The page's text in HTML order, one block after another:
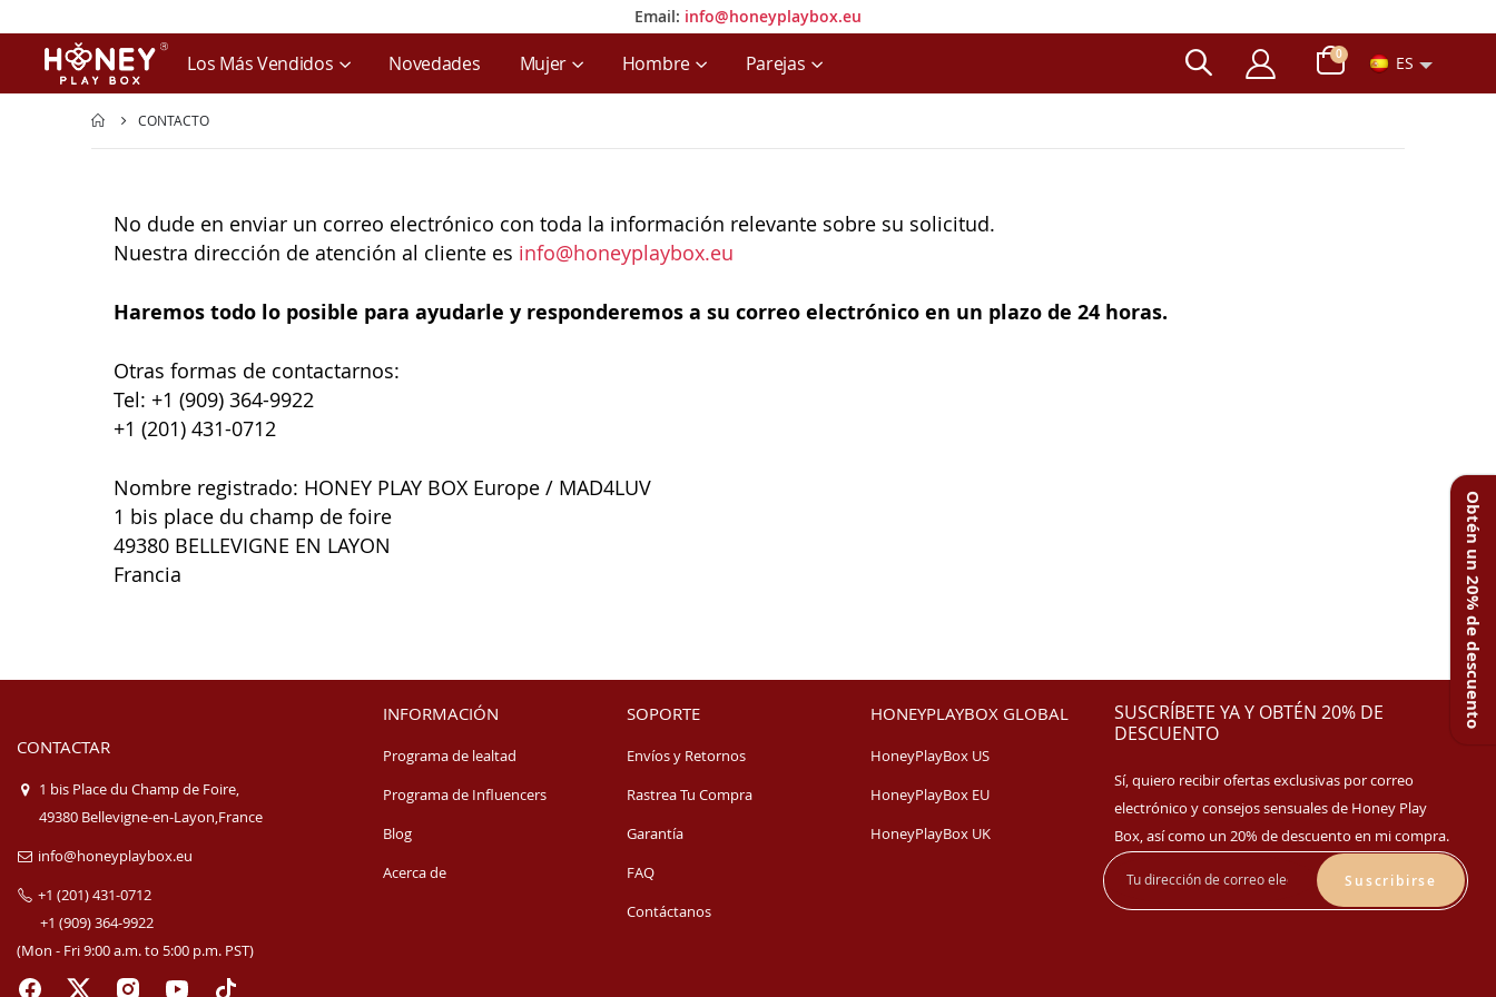
Obtén un 20% de descuento
Email: info@honeyplaybox.eu
Los Más Vendidos Novedades Mujer Hombre Parejas Carro
0artículos ES
CONTACTO
No dude en enviar un correo electrónico con toda la información relevante sobre su solicitud.
Nuestra dirección de atención al cliente es info@honeyplaybox.eu
Haremos todo lo posible para ayudarle y responderemos a su correo electrónico en un plazo de 24 horas.
Otras formas de contactarnos:
Tel: +1 (909) 364-9922
+1 (201) 431-0712
Nombre registrado: HONEY PLAY BOX Europe / MAD4LUV
1 bis place du champ de foire
49380 BELLEVIGNE EN LAYON
Francia
CONTACTAR
1 bis Place du Champ de Foire,
49380 Bellevigne-en-Layon,France
info@honeyplaybox.eu
+1 (201) 431-0712
+1 (909) 364-9922
(Mon - Fri 9:00 a.m. to 5:00 p.m. PST)
INFORMACIÓN
Programa de lealtad
Programa de Influencers
Blog
Acerca de
SOPORTE
Envíos y Retornos
Rastrea Tu Compra
Garantía
FAQ
Contáctanos
HONEYPLAYBOX GLOBAL
HoneyPlayBox US
HoneyPlayBox EU
HoneyPlayBox UK
SUSCRÍBETE YA Y OBTÉN 20% DE
DESCUENTO
Sí, quiero recibir ofertas exclusivas por correo
electrónico y consejos sensuales de Honey Play
Box, así como un 20% de descuento en mi compra.
Suscribirse